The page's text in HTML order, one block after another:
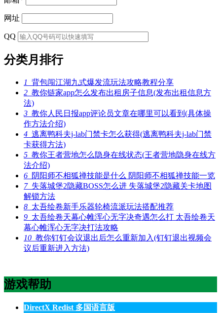
网址
QQ
分类月排行
1 背包闯江湖九式爆发流玩法攻略教程分享
2 教你链家app怎么发布出租房子信息(发布出租信息方
法)
3 教你人民日报app评论员文章在哪里可以看到(具体操
作方法介绍)
4 逃离鸭科夫j-lab门禁卡怎么获得(逃离鸭科夫j-lab门禁
卡获得方法)
5 教你王者营地怎么隐身在线状态(王者营地隐身在线方
法介绍)
6 阴阳师不相狐禅技能是什么 阴阳师不相狐禅技能一览
7失落城堡2隐藏BOSS怎么进 失落城堡2隐藏关卡地图
解锁方法
8 太吾绘卷新手乐器轮椅流派玩法搭配推荐
9 太吾绘卷天幕心帷浑心无字决奇遇怎么打 太吾绘卷天
幕心帷浑心无字决打法攻略
10 教你钉钉会议退出后怎么重新加入(钉钉退出视频会
议后重新进入方法)
游戏帮助
DirectX Redist 多国语言版